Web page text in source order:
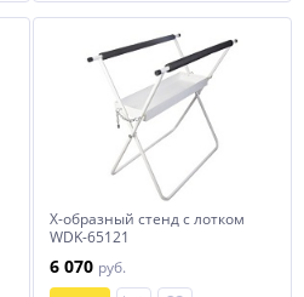
Х-образный стенд с лотком
WDK-65121
6 070 руб.